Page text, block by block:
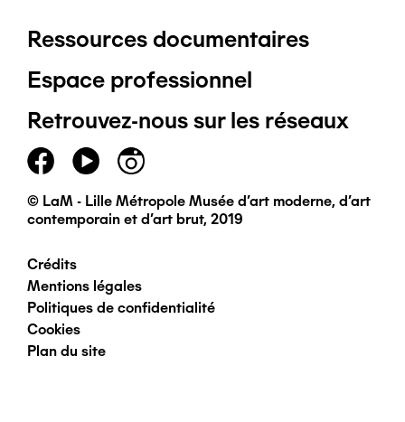
Pied
de
page
principal
Ressources documentaires
Espace professionnel
Retrouvez-nous sur les réseaux
© LaM - Lille Métropole Musée d'art moderne, d'art
contemporain et d'art brut, 2019
Pied
de
page
Crédits
Mentions légales
Politiques de confidentialité
Cookies
Plan du site